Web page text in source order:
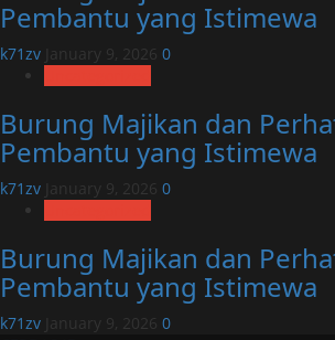
Pembantu yang Istimewa
k71zv January 9, 2026 0
Burung Majikan dan
Pembantu yang Istimewa
k71zv January 9, 2026 0
Burung Majikan dan
Pembantu yang Istimewa
k71zv January 9, 2026 0